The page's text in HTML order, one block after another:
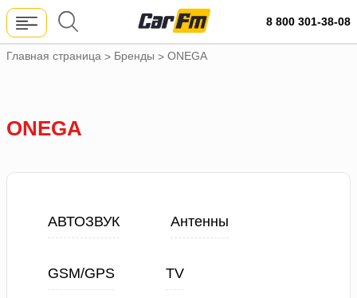
8 800 301-38-08
Главная страница > Бренды > ONEGA
ONEGA
АВТОЗВУК Антенны
GSM/GPS TV